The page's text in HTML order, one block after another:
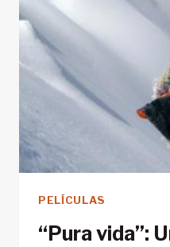
PELÍCULAS
“Pura vida”: